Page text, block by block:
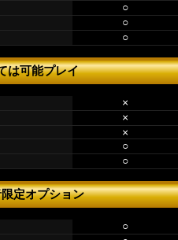
○
○
○
は可能プレイ
×
×
×
○
○
定オプション
○